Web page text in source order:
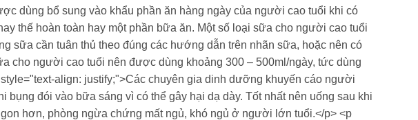
dùng bổ sung vào khẩu phần ăn hàng ngày của người cao tuổi khi có
thế hoàn toàn hay một phần bữa ăn. Một số loại sữa cho người cao tuổi
sữa cần tuân thủ theo đúng các hướng dẫn trên nhãn sữa, hoặc nên có
cho người cao tuổi nên được dùng khoảng 300 – 500ml/ngày, tức dùng
align: justify;">Các chuyên gia dinh dưỡng khuyến cáo người
đói vào bữa sáng vì có thể gây hại dạ dày. Tốt nhất nên uống sau khi
hơn, phòng ngừa chứng mất ngủ, khó ngủ ở người lớn tuổi.</p> <p